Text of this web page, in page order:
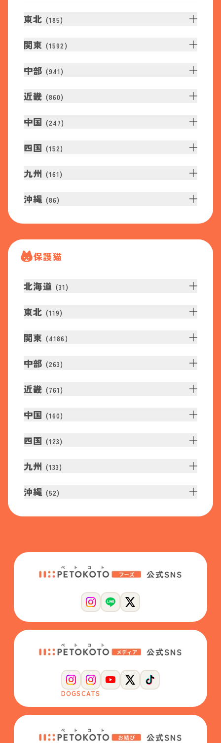
東北 (185)
関東 (1592 )
中部 (941 )
近畿 (860)
中国 (247)
四国 (152)
九州 (161 )
沖縄 (86)
保護猫
北海道 (31 )
東北 (119)
関東 (4186 )
中部 (263)
近畿 (761 )
中国 (160)
四国 (123)
九州 (133)
沖縄 (52)
DOGSCATS